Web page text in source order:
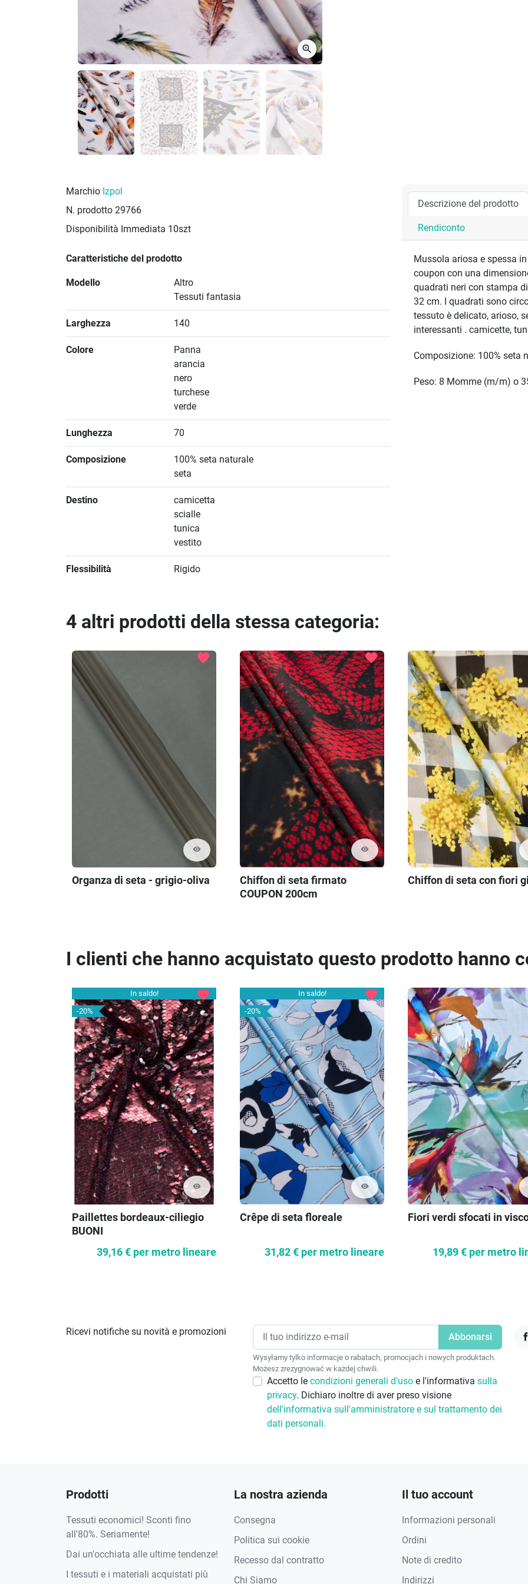
zoom_in
Marchio Izpol
N. prodotto 29766
Disponibilità Immediata 10szt
Caratteristiche del prodotto
Modello
Altro
Tessuti fantasia
Larghezza 140
Colore
Panna
arancia
nero
turchese
verde
Lunghezza 70
Composizione
100% seta naturale
seta
Destino
camicetta
scialle
tunica
vestito
Flessibilità Rigido
Descrizione del prodotto
Rendiconto
Mussola ariosa e spessa
coupon con una
quadrati neri con stampa
32 cm. I quadrati sono
tessuto è delicato, arioso,
interessanti . camicette,
Composizione: 100% seta
Peso: 8 Momme (m/m) o
4 altri prodotti della stessa categoria:
visibility
favorite
Organza di seta - grigio-oliva
visibility
favorite
Chiffon di seta firmato
COUPON 200cm
Chiffon di seta con fiori
I clienti che hanno acquistato questo prodotto hanno
In saldo!
-20%
visibility
favorite
Paillettes bordeaux-ciliegio
BUONI
39,16 € per metro lineare
In saldo!
-20%
visibility
favorite
Crêpe di seta floreale
31,82 € per metro lineare
Fiori verdi sfocati in
19,89 € per metro
Ricevi notifiche su novità e promozioni
Wysyłamy tylko informacje o rabatach, promocjach i nowych produktach.
Możesz zrezygnować w każdej chwili.
Accetto le condizioni generali d'uso e l'informativa sulla
privacy. Dichiaro inoltre di aver preso visione
dell'informativa sull'amministratore e sul trattamento dei
dati personali.
Prodotti
Tessuti economici! Sconti fino
all'80%. Seriamente!
Dai un'occhiata alle ultime tendenze!
I tessuti e i materiali acquistati più
La nostra azienda
Consegna
Politica sui cookie
Recesso dal contratto
Chi Siamo
Il tuo account
Informazioni personali
Ordini
Note di credito
Indirizzi